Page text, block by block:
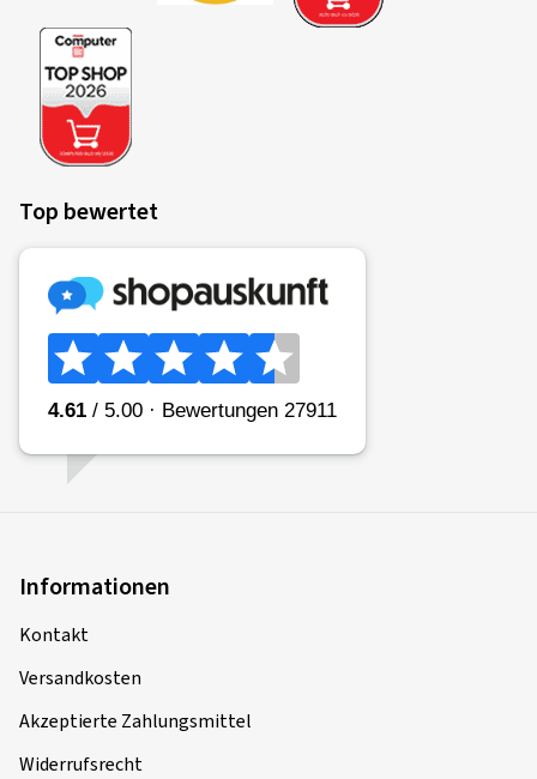
Top bewertet
Informationen
Kontakt
Versandkosten
Akzeptierte Zahlungsmittel
Widerrufsrecht